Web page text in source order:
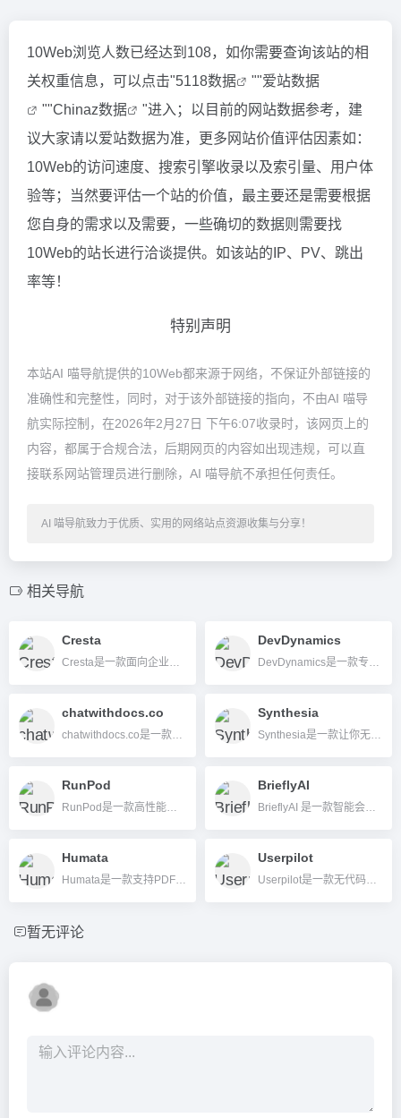
10Web浏览人数已经达到108，如你需要查询该站的相
关权重信息，可以点击"5118数据 ""爱站数据
""Chinaz数据
"进入；以目前的网站数据参考，建
议大家请以爱站数据为准，更多网站价值评估因素如：
10Web的访问速度、搜索引擎收录以及索引量、用户体
验等；当然要评估一个站的价值，最主要还是需要根据
您自身的需求以及需要，一些确切的数据则需要找
10Web的站长进行洽谈提供。如该站的IP、PV、跳出
率等！
特别声明
本站AI 喵导航提供的10Web都来源于网络，不保证外部链接的
准确性和完整性，同时，对于该外部链接的指向，不由AI 喵导
航实际控制，在2026年2月27日 下午6:07收录时，该网页上的
内容，都属于合规合法，后期网页的内容如出现违规，可以直
接联系网站管理员进行删除，AI 喵导航不承担任何责任。
AI 喵导航致力于优质、实用的网络站点资源收集与分享！
相关导航
Cresta
Cresta是一款面向企业的AI智能客服与销售沟通优化平台，提供AI座席、实时辅助和对话分析等功能，助力企业提升客户体验与运营效率。
DevDynamics
DevDynamics是一款专为软件开发团队打造的AI驱动工程效能分析与治理平台，集成Jira、GitHub等主流工具，助力数据驱动决策和团队协作提升。
chatwithdocs.co
chatwithdocs.co是一款AI文档助手，支持主流格式文档的智能对话、分析和团队协作，提升文档处理效率。
Synthesia
Synthesia是一款让你无需摄像机和演员，直接用AI虚拟人和脚本几分钟生成多语种高质量视频的AI视频工具。
RunPod
RunPod是一款高性能、弹性可扩展、专为AI训练和推理场景设计的云GPU平台，适合开发者和企业低门槛使用顶级算力与高安全标准的AI云基础设施。
BrieflyAI
BrieflyAI 是一款智能会议助理，支持自动转录、会议摘要、行动项推送及邮件/日历集成，显著提升办公与团队协作效率。
Humata
Humata是一款支持PDF等多格式文档上传，能智能问答、自动摘要与生成报告的AI文件分析平台。
Userpilot
Userpilot是一款无代码SaaS产品增长平台，聚焦用户引导、产品分析与反馈，实现个性化 onboarding 和数据驱动管理。
暂无评论